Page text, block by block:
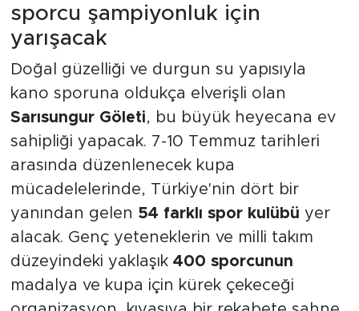
sporcu şampiyonluk için
yarışacak
Doğal güzelliği ve durgun su yapısıyla
kano sporuna oldukça elverişli olan
Sarısungur Göleti, bu büyük heyecana ev
sahipliği yapacak. 7-10 Temmuz tarihleri
arasında düzenlenecek kupa
mücadelelerinde, Türkiye'nin dört bir
yanından gelen 54 farklı spor kulübü yer
alacak. Genç yeteneklerin ve milli takım
düzeyindeki yaklaşık 400 sporcunun
madalya ve kupa için kürek çekeceği